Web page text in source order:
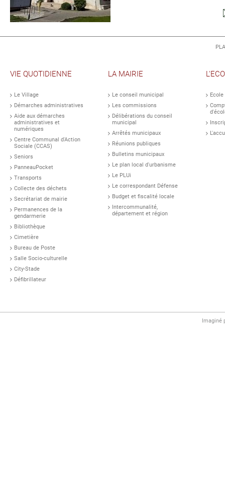
VIE QUOTIDIENNE
Le Village
Démarches administratives
Aide aux démarches
administratives et
numériques
Centre Communal d'Action
Sociale (CCAS)
Seniors
PanneauPocket
Transports
Collecte des déchets
Secrétariat de mairie
Permanences de la
gendarmerie
Bibliothèque
Cimetière
Bureau de Poste
Salle Socio-culturelle
City-Stade
Défibrillateur
LA MAIRIE
Le conseil municipal
Les commissions
Délibérations du conseil
municipal
Arrêtés municipaux
Réunions publiques
Bulletins municipaux
Le plan local d'urbanisme
Le PLUi
Le correspondant Défense
Budget et fiscalité locale
Intercommunalité,
département et région
Imaginé